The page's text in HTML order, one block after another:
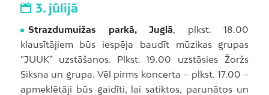
3. jūlijā
Strazdumuižas parkā, Juglā, plkst. 18.00
klausītājiem būs iespēja baudīt mūzikas grupas
“JUUK” uzstāšanos. Plkst. 19.00 uzstāsies Žoržs
Siksna un grupa. Vēl pirms koncerta – plkst. 17.00 –
apmeklētāji būs gaidīti, lai satiktos, parunātos un